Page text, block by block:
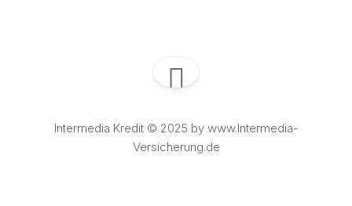
Intermedia Kredit © 2025 by www.Intermedia-
Versicherung.de